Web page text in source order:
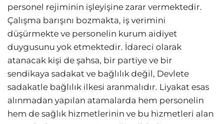
personel rejiminin işleyişine zarar vermektedir.
Çalışma barışını bozmakta, iş verimini
düşürmekte ve personelin kurum aidiyet
duygusunu yok etmektedir. İdareci olarak
atanacak kişi de şahsa, bir partiye ve bir
sendikaya sadakat ve bağlılık değil, Devlete
sadakatle bağlılık ilkesi aranmalıdır. Liyakat esas
alınmadan yapılan atamalarda hem personelin
hem de sağlık hizmetlerinin ve bu hizmetleri alan